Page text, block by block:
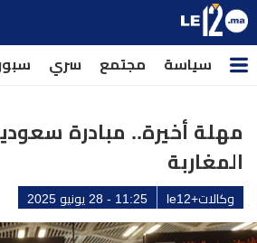
سياسة مجتمع سري سبور
مهلة أخيرة.. مبادرة
المغاربة
وكالات+le12 11:25 - 28 يونيو 2025